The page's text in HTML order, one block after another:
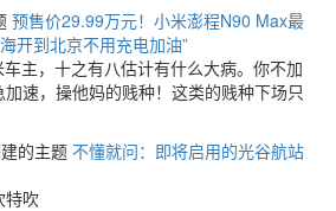
预售价29.99万元！小米澎程N90 Max最
开到北京不用充电加油”
主，十之有八估计有什么大病。你不加
速，操他妈的贱种！这类的贱种下场只
的主题 不懂就问：即将启用的光谷航站
特吹